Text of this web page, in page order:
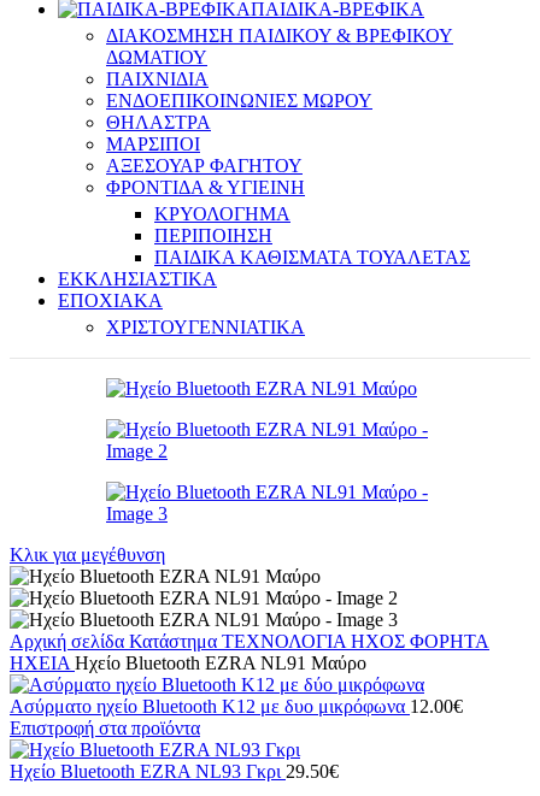
ΠΑΙΔΙΚΑ-ΒΡΕΦΙΚΑ
ΔΙΑΚΟΣΜΗΣΗ ΠΑΙΔΙΚΟΥ & ΒΡΕΦΙΚΟΥ
ΔΩΜΑΤΙΟΥ
ΠΑΙΧΝΙΔΙΑ
ΕΝΔΟΕΠΙΚΟΙΝΩΝΙΕΣ ΜΩΡΟΥ
ΘΗΛΑΣΤΡΑ
ΜΑΡΣΙΠΟΙ
ΑΞΕΣΟΥΑΡ ΦΑΓΗΤΟΥ
ΦΡΟΝΤΙΔΑ & ΥΓΙΕΙΝΗ
ΚΡΥΟΛΟΓΗΜΑ
ΠΕΡΙΠΟΙΗΣΗ
ΠΑΙΔΙΚΑ ΚΑΘΙΣΜΑΤΑ ΤΟΥΑΛΕΤΑΣ
ΕΚΚΛΗΣΙΑΣΤΙΚΑ
ΕΠΟΧΙΑΚΑ
ΧΡΙΣΤΟΥΓΕΝΝΙΑΤΙΚΑ
Κλικ για μεγέθυνση
Αρχική σελίδα Κατάστημα ΤΕΧΝΟΛΟΓΙΑ ΗΧΟΣ ΦΟΡΗΤΑ
ΗΧΕΙΑ Ηχείο Bluetooth EZRA NL91 Μαύρο
Ασύρματο ηχείο Bluetooth K12 με δυο μικρόφωνα 12.00€
Επιστροφή στα προϊόντα
Ηχείο Bluetooth EZRA NL93 Γκρι 29.50€